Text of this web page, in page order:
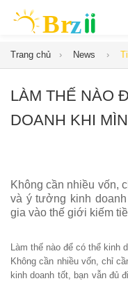
Trang chủ News
LÀM THẾ NÀO
DOANH KHI
Không cần nhiều vốn,
và ý tưởng kinh
gia vào thế giới kiếm
Làm thế nào để có thể kinh
Không cần nhiều vốn, chỉ
kinh doanh tốt, bạn vẫn đủ